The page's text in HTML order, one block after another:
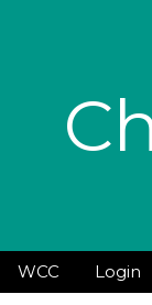
WCC Login